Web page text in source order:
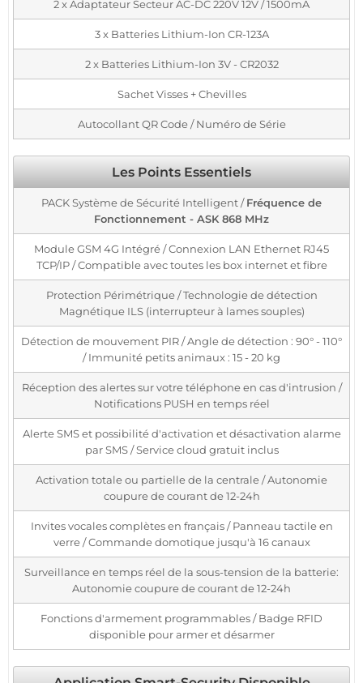
2 x Adaptateur Secteur AC-DC 220V 12V / 1500mA
3 x Batteries Lithium-Ion CR-123A
2 x Batteries Lithium-Ion 3V - CR2032
Sachet Visses + Chevilles
Autocollant QR Code / Numéro de Série
Les Points Essentiels
PACK Système de Sécurité Intelligent /Fréquence de
Fonctionnement - ASK 868 MHz
Module GSM 4G Intégré / Connexion LAN Ethernet RJ45
TCP/IP / Compatible avec toutes les box internet et fibre
Protection Périmétrique / Technologie de détection
Magnétique ILS (interrupteur à lames souples)
Détection de mouvement PIR / Angle de détection : 90° - 110°
/ Immunité petits animaux : 15 - 20 kg
Réception des alertes sur votre téléphone en cas d'intrusion /
Notifications PUSH en temps réel
Alerte SMS et possibilité d'activation et désactivation alarme
par SMS / Service cloud gratuit inclus
Activation totale ou partielle de la centrale / Autonomie
coupure de courant de 12-24h
Invites vocales complètes en français / Panneau tactile en
verre / Commande domotique jusqu'à 16 canaux
Surveillance en temps réel de la sous-tension de la batterie:
Autonomie coupure de courant de 12-24h
Fonctions d'armement programmables / Badge RFID
disponible pour armer et désarmer